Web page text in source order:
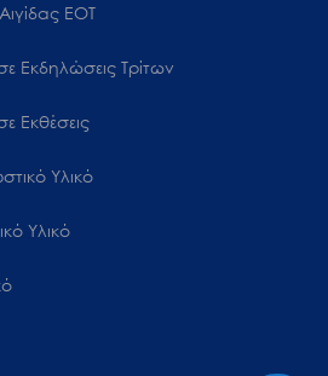
ΕΟΤ
Εκδηλώσεις Τρίτων
Εκθέσεις
Υλικό
Υλικό